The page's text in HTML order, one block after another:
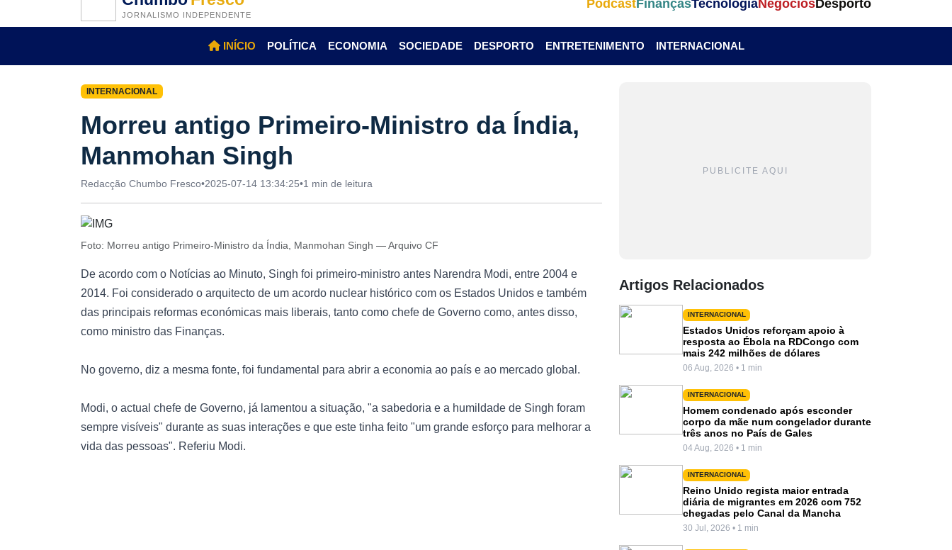
JORNALISMO INDEPENDENTE
PodcastFinançasTecnologiaNegóciosDesporto
INÍCIO POLÍTICA ECONOMIA SOCIEDADE DESPORTO ENTRETENIMENTO INTERNACIONAL
INTERNACIONAL
Morreu antigo Primeiro-Ministro da Índia,
Manmohan Singh
Redacção Chumbo Fresco•2025-07-14 13:34:25•1 min de leitura
Foto: Morreu antigo Primeiro-Ministro da Índia, Manmohan Singh — Arquivo CF
De acordo com o Notícias ao Minuto, Singh foi primeiro-ministro antes Narendra Modi, entre 2004 e
2014. Foi considerado o arquitecto de um acordo nuclear histórico com os Estados Unidos e também
das principais reformas económicas mais liberais, tanto como chefe de Governo como, antes disso,
como ministro das Finanças.
No governo, diz a mesma fonte, foi fundamental para abrir a economia ao país e ao mercado global.
Modi, o actual chefe de Governo, já lamentou a situação, "a sabedoria e a humildade de Singh foram
sempre visíveis" durante as suas interações e que este tinha feito "um grande esforço para melhorar a
vida das pessoas". Referiu Modi.
PUBLICITE AQUI
Artigos Relacionados
INTERNACIONAL
Estados Unidos reforçam apoio à
resposta ao Ébola na RDCongo com
mais 242 milhões de dólares
06 Aug, 2026 • 1 min
INTERNACIONAL
Homem condenado após esconder
corpo da mãe num congelador durante
três anos no País de Gales
04 Aug, 2026 • 1 min
INTERNACIONAL
Reino Unido regista maior entrada
diária de migrantes em 2026 com 752
chegadas pelo Canal da Mancha
30 Jul, 2026 • 1 min